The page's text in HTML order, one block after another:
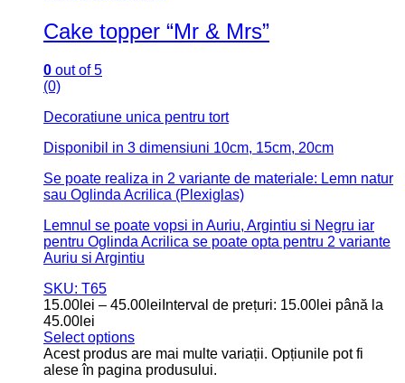
Cake topper “Mr & Mrs”
0 out of 5
(0)
Decoratiune unica pentru tort
Disponibil in 3 dimensiuni 10cm, 15cm, 20cm
Se poate realiza in 2 variante de materiale: Lemn natur
sau Oglinda Acrilica (Plexiglas)
Lemnul se poate vopsi in Auriu, Argintiu si Negru iar
pentru Oglinda Acrilica se poate opta pentru 2 variante
Auriu si Argintiu
SKU: T65
15.00 lei – 45.00 lei Interval de prețuri: 15.00lei până la
45.00lei
Select options
Acest produs are mai multe variații. Opțiunile pot fi
alese în pagina produsului.